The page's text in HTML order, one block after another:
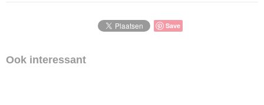
Save
Ook interessant